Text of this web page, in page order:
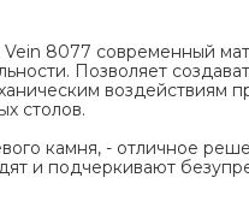
8077 современный
Позволяет
воздействиям
столов.
камня, - отличное
и подчеркивают